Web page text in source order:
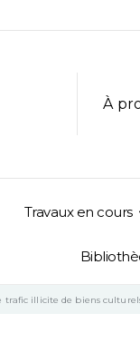
À
Travaux en cours
trafic illicite de biens